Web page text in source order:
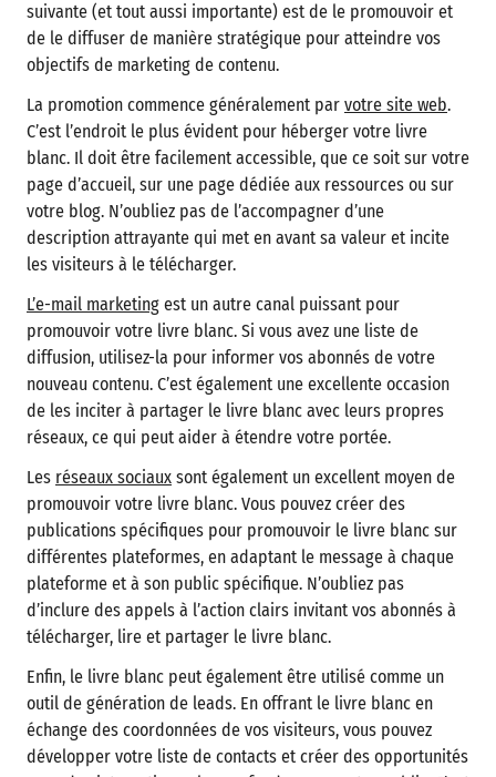
suivante (et tout aussi importante) est de le promouvoir et
de le diffuser de manière stratégique pour atteindre vos
objectifs de marketing de contenu.
La promotion commence généralement par votre site web.
C’est l’endroit le plus évident pour héberger votre livre
blanc. Il doit être facilement accessible, que ce soit sur votre
page d’accueil, sur une page dédiée aux ressources ou sur
votre blog. N’oubliez pas de l’accompagner d’une
description attrayante qui met en avant sa valeur et incite
les visiteurs à le télécharger.
L’e-mail marketing est un autre canal puissant pour
promouvoir votre livre blanc. Si vous avez une liste de
diffusion, utilisez-la pour informer vos abonnés de votre
nouveau contenu. C’est également une excellente occasion
de les inciter à partager le livre blanc avec leurs propres
réseaux, ce qui peut aider à étendre votre portée.
Les réseaux sociaux sont également un excellent moyen de
promouvoir votre livre blanc. Vous pouvez créer des
publications spécifiques pour promouvoir le livre blanc sur
différentes plateformes, en adaptant le message à chaque
plateforme et à son public spécifique. N’oubliez pas
d’inclure des appels à l’action clairs invitant vos abonnés à
télécharger, lire et partager le livre blanc.
Enfin, le livre blanc peut également être utilisé comme un
outil de génération de leads. En offrant le livre blanc en
échange des coordonnées de vos visiteurs, vous pouvez
développer votre liste de contacts et créer des opportunités